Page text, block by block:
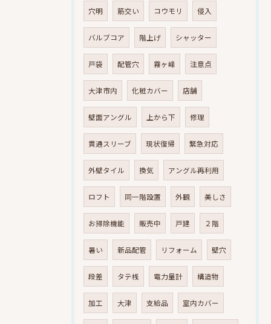
穴明 筋交い コウモリ 侵入
バルブコア 階上げ シャッター
戸袋 配管穴 霧ヶ峰 注意点
大津市内 化粧カバー 店舗
壁面アングル 上から下 修理
貫通スリーブ 現状復帰 緊急対応
外壁タイル 換気 アングル再利用
ロフト 同一階設置 外観 美しさ
お掃除機能 販売中 戸建 ２階
暑い 新品配管 リフォーム 壁穴
段差 タテ桟 電力量計 構造物
加工 大津 支給品 室内カバー